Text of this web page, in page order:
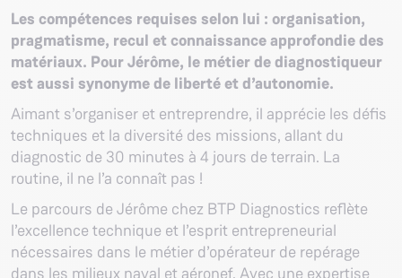
Les compétences requises selon lui : organisation,
pragmatisme, recul et connaissance approfondie des
matériaux. Pour Jérôme, le métier de diagnostiqueur
est aussi synonyme de liberté et d’autonomie.
Aimant s’organiser et entreprendre, il apprécie les défis
techniques et la diversité des missions, allant du
diagnostic de 30 minutes à 4 jours de terrain. La
routine, il ne l’a connaît pas !
Le parcours de Jérôme chez BTP Diagnostics reflète
l’excellence technique et l’esprit entrepreneurial
nécessaires dans le métier d’opérateur de repérage
dans les milieux naval et aéronef. Avec une expertise